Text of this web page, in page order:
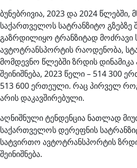
ბუნებრივია, 2023 და 2024 წლებში,
საქართველოს სატრანზიტო გზებზე
გაზრდილიყო ტრანზიტად მოძრავი
ავტოტრანსპორტის რაოდენობა,
მომდევნო წლებში ზრდის
შეინიშნება, 2023 წელი – 514 300
513 600 ერთეული. რაც პირველ
არის დაკავშირებული.
აღნიშნული ტენდენცია ნათლად
საქართველოს დერეფნის
სატვირთო ავტოტრანსპორტის
შეინიშნება.